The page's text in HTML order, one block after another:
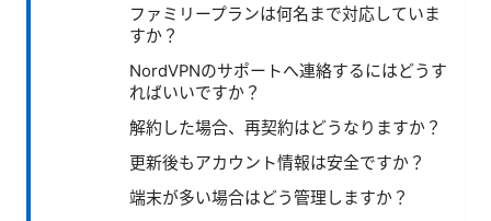
ファミリープランは何名まで対応していま
すか？
NordVPNのサポートへ連絡するにはどうす
ればいいですか？
解約した場合、再契約はどうなりますか？
更新後もアカウント情報は安全ですか？
端末が多い場合はどう管理しますか？